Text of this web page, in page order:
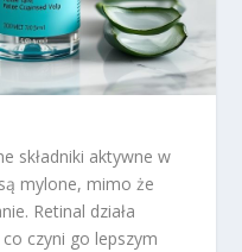
składniki aktywne w
mylone, mimo że
Retinal działa
czyni go lepszym